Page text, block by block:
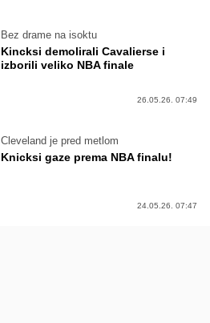
Bez drame na isoktu
Kincksi demolirali Cavalierse i
izborili veliko NBA finale
26.05.26. 07:49
Cleveland je pred metlom
Knicksi gaze prema NBA finalu!
24.05.26. 07:47